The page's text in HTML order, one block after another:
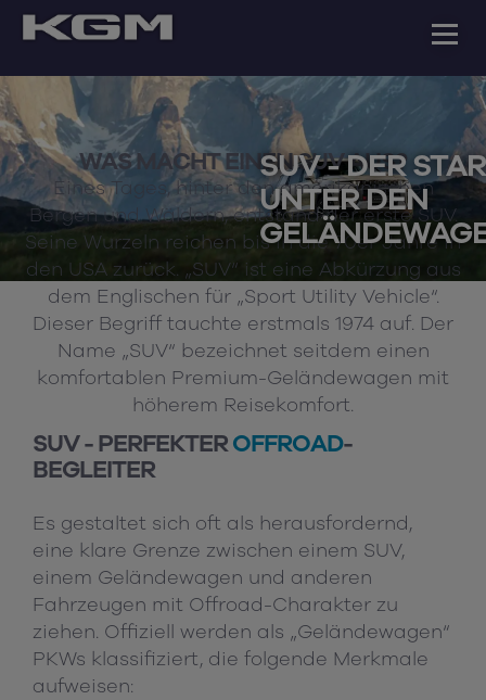
SUV - DER STAR
UNTER DEN
WAS MACHT EINEN SUV AUS?
Eines Tages, hinter den amerikanischen
Bergen und Wäldern, entstand der erste SUV.
Seine Wurzeln reichen bis in die 70er Jahre in
den USA zurück. „SUV“ ist eine Abkürzung aus
dem Englischen für „Sport Utility Vehicle“.
Dieser Begriff tauchte erstmals 1974 auf. Der
Name „SUV“ bezeichnet seitdem einen
komfortablen Premium-Geländewagen mit
höherem Reisekomfort.
SUV - PERFEKTEROFFROAD-
BEGLEITER
Es gestaltet sich oft als herausfordernd,
eine klare Grenze zwischen einem SUV,
einem Geländewagen und anderen
Fahrzeugen mit Offroad-Charakter zu
ziehen. Offiziell werden als „Geländewagen“
PKWs klassifiziert, die folgende Merkmale
aufweisen: